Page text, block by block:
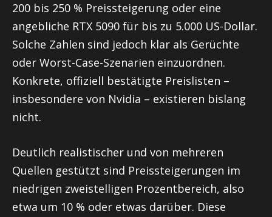
200 bis 250 % Preissteigerung oder eine
angebliche RTX 5090 für bis zu 5.000 US-Dollar.
Solche Zahlen sind jedoch klar als Gerüchte
oder Worst-Case-Szenarien einzuordnen.
Konkrete, offiziell bestätigte Preislisten –
insbesondere von Nvidia – existieren bislang
nicht.
Deutlich realistischer und von mehreren
Quellen gestützt sind Preissteigerungen im
niedrigen zweistelligen Prozentbereich, also
etwa um 10 % oder etwas darüber. Diese